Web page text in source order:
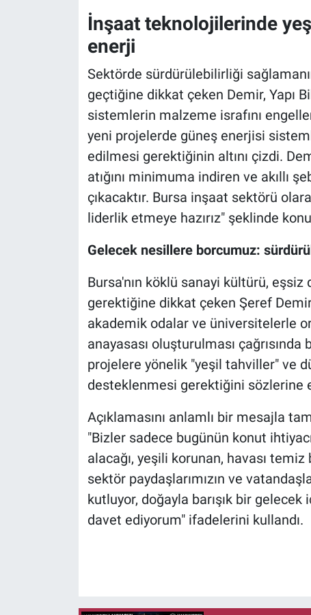
İnşaat teknolojilerinde
enerji
Sektörde sürdürülebilirliği
geçtiğine dikkat çeken Demir, Yapı
sistemlerin malzeme israfını
yeni projelerde güneş enerjisi
edilmesi gerektiğinin altını çizdi.
atığını minimuma indiren ve akıllı
çıkacaktır. Bursa inşaat sektörü
liderlik etmeye hazırız" şeklinde
Gelecek nesillere borcumuz:
Bursa'nın köklü sanayi kültürü,
gerektiğine dikkat çeken Şeref
akademik odalar ve üniversitelerle
anayasası oluşturulması
projelere yönelik "yeşil tahviller" ve
desteklenmesi gerektiğini sözlerine
Açıklamasını anlamlı bir mesajla
"Bizler sadece bugünün konut
alacağı, yeşili korunan, havası
sektör paydaşlarımızın ve
kutluyor, doğayla barışık bir
davet ediyorum" ifadelerini kullandı.